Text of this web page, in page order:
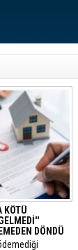
KÖTÜ
DÖNDÜ